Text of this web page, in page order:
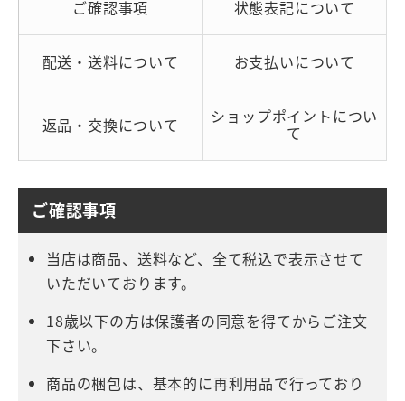
ご確認事項 状態表記について
配送・送料について お支払いについて
返品・交換について ショップポイントについ
て
ご確認事項
当店は商品、送料など、全て税込で表示させて
いただいております。
18歳以下の方は保護者の同意を得てからご注文
下さい。
商品の梱包は、基本的に再利用品で行っており